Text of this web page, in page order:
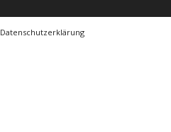
Datenschutzerklärung